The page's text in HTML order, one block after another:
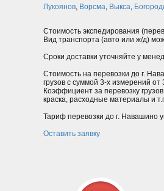
Лукоянов, Ворсма, Выкса,
Стоимость экспедирования
Вид транспорта (авто или ж/д)
Сроки доставки уточняйте у
Стоимость на перевозки до г.
грузов с суммой 3-х измерений
Коэффициент за перевозку
краска, расходные материалы и
Тариф перевозки до г. Навашино
Оставить заявку